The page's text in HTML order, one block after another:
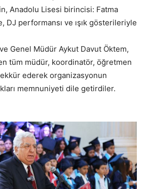
Anadolu Lisesi birincisi: Fatma
DJ performansı ve ışık gösterileriyle
Genel Müdür Aykut Davut Öktem,
tüm müdür, koordinatör, öğretmen
ederek organizasyonun
memnuniyeti dile getirdiler.